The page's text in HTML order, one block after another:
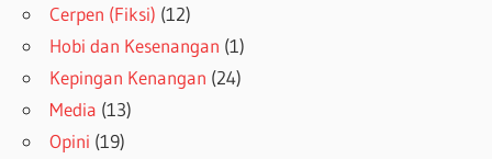
Cerpen (Fiksi) (12)
Hobi dan Kesenangan (1)
Kepingan Kenangan (24)
Media (13)
Opini (19)